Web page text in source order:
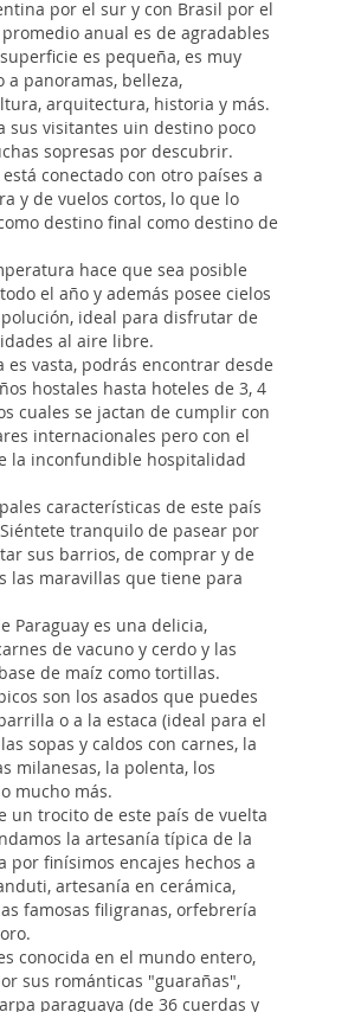
por el sur y con Brasil por el
anual es de agradables
es pequeña, es muy
a panoramas, belleza,
arquitectura, historia y más.
sus visitantes uin destino poco
sopresas por descubrir.
conectado con otro países a
y de vuelos cortos, lo que lo
destino final como destino de
hace que sea posible
el año y además posee cielos
ideal para disfrutar de
al aire libre.
es vasta, podrás encontrar desde
hostales hasta hoteles de 3, 4
cuales se jactan de cumplir con
internacionales pero con el
la inconfundible hospitalidad
características de este país
tranquilo de pasear por
sus barrios, de comprar y de
las maravillas que tiene para
Paraguay es una delicia,
de vacuno y cerdo y las
de maíz como tortillas.
son los asados que puedes
o a la estaca (ideal para el
sopas y caldos con carnes, la
milanesas, la polenta, los
mucho más.
un trocito de este país de vuelta
la artesanía típica de la
por finísimos encajes hechos a
artesanía en cerámica,
famosas filigranas, orfebrería
conocida en el mundo entero,
sus románticas "guarañas",
paraguaya (de 36 cuerdas y